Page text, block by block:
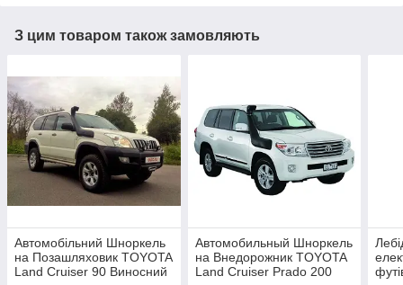
З цим товаром також замовляють
Автомобільний Шноркель
на Позашляховик TOYOTA
Land Cruiser 90 Виносний
Автомобильный Шноркель
на Внедорожник TOYOTA
Land Cruiser Prado 200